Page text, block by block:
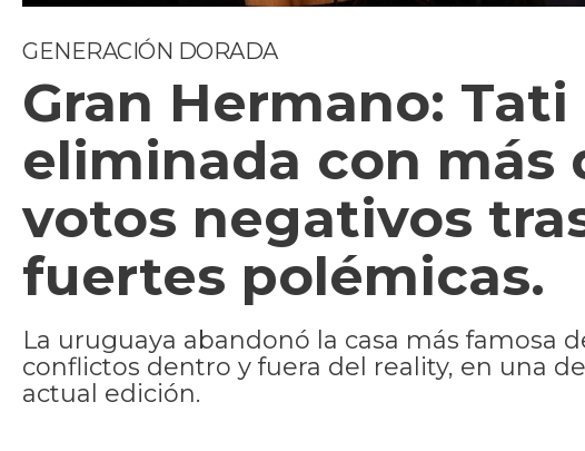
GENERACIÓN DORADA
Gran Hermano:
eliminada con más
votos negativos
fuertes polémicas.
La uruguaya abandonó la casa más famosa
conflictos dentro y fuera del reality, en una
actual edición.